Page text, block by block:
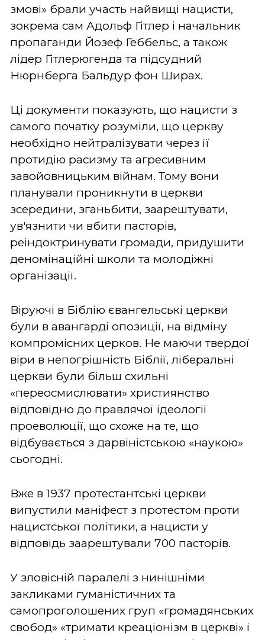
змові» брали участь найвищі нацисти,
зокрема сам Адольф Гітлер і начальник
пропаганди Йозеф Геббельс, а також
лідер Гітлерюгенда та підсудний
Нюрнберга Бальдур фон Ширах.
Ці документи показують, що нацисти з
самого початку розуміли, що церкву
необхідно нейтралізувати через її
протидію расизму та агресивним
завойовницьким війнам. Тому вони
планували проникнути в церкви
зсередини, зганьбити, заарештувати,
ув'язнити чи вбити пасторів,
реіндоктринувати громади, придушити
деномінаційні школи та молодіжні
організації.
Віруючі в Біблію євангельські церкви
були в авангарді опозиції, на відміну
компромісних церков. Не маючи твердої
віри в непогрішність Біблії, ліберальні
церкви були більш схильні
«переосмислювати» християнство
відповідно до правлячої ідеології
проеволюції, що схоже на те, що
відбувається з дарвіністською «наукою»
сьогодні.
Вже в 1937 протестантські церкви
випустили маніфест з протестом проти
нацистської політики, а нацисти у
відповідь заарештували 700 пасторів.
У зловісній паралелі з нинішніми
закликами гуманістичних та
самопроголошених груп «громадянських
свобод» «тримати креаціонізм в церкві» і